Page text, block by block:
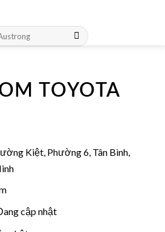
TOYOTA
Kiệt, Phường 6, Tân Bình,
cập nhật